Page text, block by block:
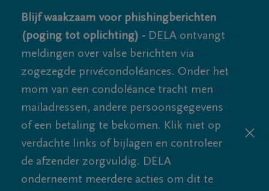
Blijf waakzaam voor phishingberichten
(poging tot oplichting) - DELA ontvangt
meldingen over valse berichten via
zogezegde privécondoléances. Onder het
mom van een condoléance tracht men
mailadressen, andere persoonsgegevens
of een betaling te bekomen. Klik niet op
verdachte links of bijlagen en controleer
de afzender zorgvuldig. DELA
onderneemt meerdere acties om dit te